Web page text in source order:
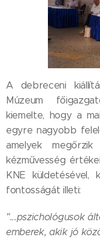
A debreceni
Múzeum
kiemelte, hogy a
egyre nagyobb
amelyek
kézművesség
KNE küldetésével,
fontosságát illeti:
"...pszichológusok
emberek, akik jó